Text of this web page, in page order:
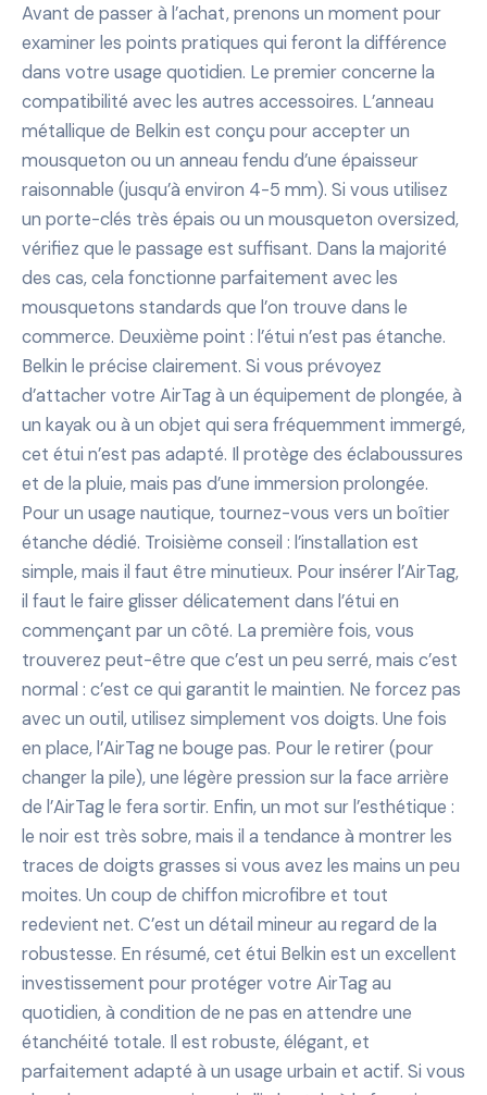
Avant de passer à l’achat, prenons un moment pour
examiner les points pratiques qui feront la différence
dans votre usage quotidien. Le premier concerne la
compatibilité avec les autres accessoires. L’anneau
métallique de Belkin est conçu pour accepter un
mousqueton ou un anneau fendu d’une épaisseur
raisonnable (jusqu’à environ 4-5 mm). Si vous utilisez
un porte-clés très épais ou un mousqueton oversized,
vérifiez que le passage est suffisant. Dans la majorité
des cas, cela fonctionne parfaitement avec les
mousquetons standards que l’on trouve dans le
commerce. Deuxième point : l’étui n’est pas étanche.
Belkin le précise clairement. Si vous prévoyez
d’attacher votre AirTag à un équipement de plongée, à
un kayak ou à un objet qui sera fréquemment immergé,
cet étui n’est pas adapté. Il protège des éclaboussures
et de la pluie, mais pas d’une immersion prolongée.
Pour un usage nautique, tournez-vous vers un boîtier
étanche dédié. Troisième conseil : l’installation est
simple, mais il faut être minutieux. Pour insérer l’AirTag,
il faut le faire glisser délicatement dans l’étui en
commençant par un côté. La première fois, vous
trouverez peut-être que c’est un peu serré, mais c’est
normal : c’est ce qui garantit le maintien. Ne forcez pas
avec un outil, utilisez simplement vos doigts. Une fois
en place, l’AirTag ne bouge pas. Pour le retirer (pour
changer la pile), une légère pression sur la face arrière
de l’AirTag le fera sortir. Enfin, un mot sur l’esthétique :
le noir est très sobre, mais il a tendance à montrer les
traces de doigts grasses si vous avez les mains un peu
moites. Un coup de chiffon microfibre et tout
redevient net. C’est un détail mineur au regard de la
robustesse. En résumé, cet étui Belkin est un excellent
investissement pour protéger votre AirTag au
quotidien, à condition de ne pas en attendre une
étanchéité totale. Il est robuste, élégant, et
parfaitement adapté à un usage urbain et actif. Si vous